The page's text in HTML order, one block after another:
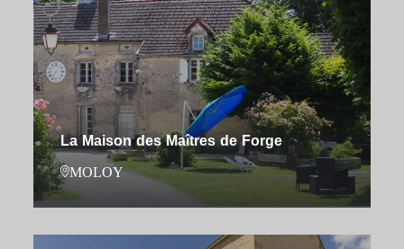
La Maison des Maîtres de Forge
MOLOY